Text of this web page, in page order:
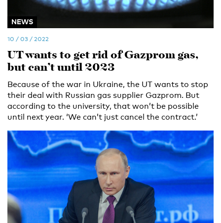
NEWS
10 / 03 / 2022
UT wants to get rid of Gazprom gas,
but can’t until 2023
Because of the war in Ukraine, the UT wants to stop
their deal with Russian gas supplier Gazprom. But
according to the university, that won’t be possible
until next year. ‘We can’t just cancel the contract.’